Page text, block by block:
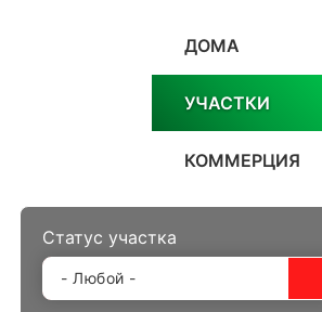
ДОМА
УЧАСТКИ
КОММЕРЦИЯ
Статус участка